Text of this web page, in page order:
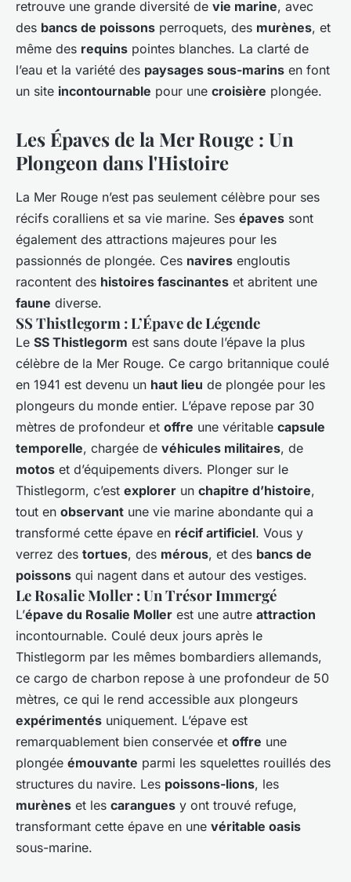
retrouve une grande diversité de vie marine, avec
des bancs de poissons perroquets, des murènes, et
même des requins pointes blanches. La clarté de
l’eau et la variété des paysages sous-marins en font
un site incontournable pour une croisière plongée.
Les Épaves de la Mer Rouge : Un
Plongeon dans l'Histoire
La Mer Rouge n’est pas seulement célèbre pour ses
récifs coralliens et sa vie marine. Ses épaves sont
également des attractions majeures pour les
passionnés de plongée. Ces navires engloutis
racontent des histoires fascinantes et abritent une
faune diverse.
SS Thistlegorm : L’Épave de Légende
Le SS Thistlegorm est sans doute l’épave la plus
célèbre de la Mer Rouge. Ce cargo britannique coulé
en 1941 est devenu un haut lieu de plongée pour les
plongeurs du monde entier. L’épave repose par 30
mètres de profondeur et offre une véritable capsule
temporelle, chargée de véhicules militaires, de
motos et d’équipements divers. Plonger sur le
Thistlegorm, c’est explorer un chapitre d’histoire,
tout en observant une vie marine abondante qui a
transformé cette épave en récif artificiel. Vous y
verrez des tortues, des mérous, et des bancs de
poissons qui nagent dans et autour des vestiges.
Le Rosalie Moller : Un Trésor Immergé
L’épave du Rosalie Moller est une autre attraction
incontournable. Coulé deux jours après le
Thistlegorm par les mêmes bombardiers allemands,
ce cargo de charbon repose à une profondeur de 50
mètres, ce qui le rend accessible aux plongeurs
expérimentés uniquement. L’épave est
remarquablement bien conservée et offre une
plongée émouvante parmi les squelettes rouillés des
structures du navire. Les poissons-lions, les
murènes et les carangues y ont trouvé refuge,
transformant cette épave en une véritable oasis
sous-marine.